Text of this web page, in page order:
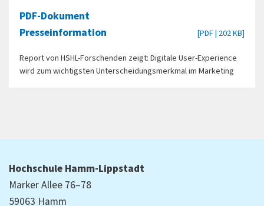
PDF-Dokument
Presseinformation
[PDF | 202 KB]
Report von HSHL-Forschenden zeigt: Digitale User-Experience
wird zum wichtigsten Unterscheidungsmerkmal im Marketing
Hochschule Hamm-Lippstadt
Marker Allee 76–78
59063 Hamm